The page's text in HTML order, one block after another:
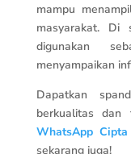
mampu
masyarakat.
digunakan
menyampaikan
Dapatkan
berkualitas dan
WhatsApp
sekarang juga!